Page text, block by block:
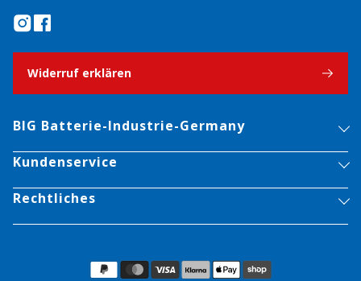
Widerruf erklären
BIG Batterie-Industrie-Germany
Kundenservice
Rechtliches